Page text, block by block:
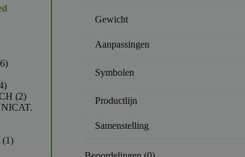
Gewicht
Aanpassingen
Symbolen
Productlijn
Samenstelling
36
14
producten
22
producten
11